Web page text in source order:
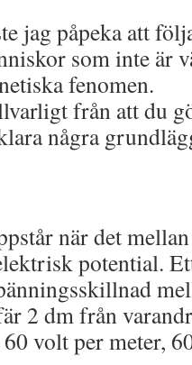
jag påpeka att
som inte är
fenomen.
från att du
några
när det
potential.
2 dm från
volt per meter,